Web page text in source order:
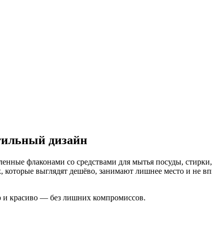
дизайн
флаконами со средствами для мытья посуды, стирки,
выглядят дешёво, занимают лишнее место и не
и красиво — без лишних компромиссов.